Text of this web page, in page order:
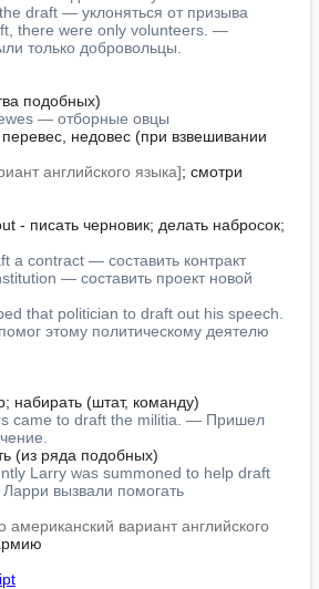
draft — уклоняться от призыва
there were only volunteers. —
только добровольцы.
подобных)
— отборные овцы
недовес (при взвешивании
английского языка]; смотри
- писать черновик; делать набросок;
a contract — составить контракт
— составить проект новой
that politician to draft out his speech.
этому политическому деятелю
набирать (штат, команду)
came to draft the militia. — Пришел
(из ряда подобных)
Larry was summoned to help draft
вызвали помогать
вариант английского